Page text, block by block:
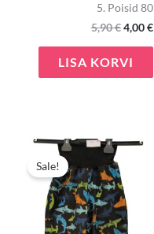
5. Poisid 80
5,90€4,00€
LISA KORVI
Praegune
Sale!
Algne
9,90 €.